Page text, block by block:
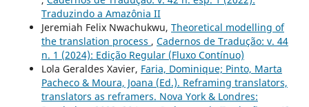
Traduzindo a Amazônia II
Jeremiah Felix Nwachukwu, Theoretical modelling of
the translation process , Cadernos de Tradução: v. 44
n. 1 (2024): Edição Regular (Fluxo Contínuo)
Lola Geraldes Xavier, Faria, Dominique; Pinto, Marta
Pacheco & Moura, Joana (Ed.). Reframing translators,
translators as reframers. Nova York & Londres: